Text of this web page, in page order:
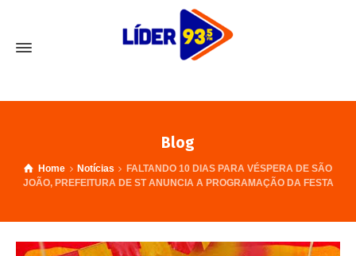
Blog
Home Notícias
FALTANDO 10 DIAS PARA VÉSPERA DE SÃO
JOÃO, PREFEITURA DE ST ANUNCIA A PROGRAMAÇÃO DA FESTA